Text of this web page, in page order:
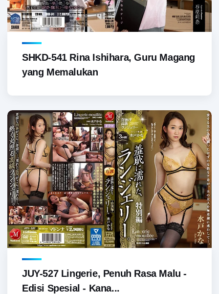
SHKD-541 Rina Ishihara, Guru Magang
yang Memalukan
JUY-527 Lingerie, Penuh Rasa Malu -
Edisi Spesial - Kana...